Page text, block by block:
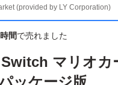
(provided by LY Corporation)
間で売れました
マリオカ
ッケージ版